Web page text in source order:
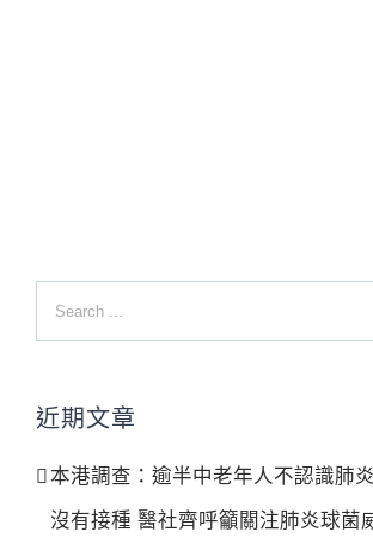
Search
for:
近期文章
本港調查：逾半中老年人不認識肺
沒有接種 醫社齊呼籲關注肺炎球菌